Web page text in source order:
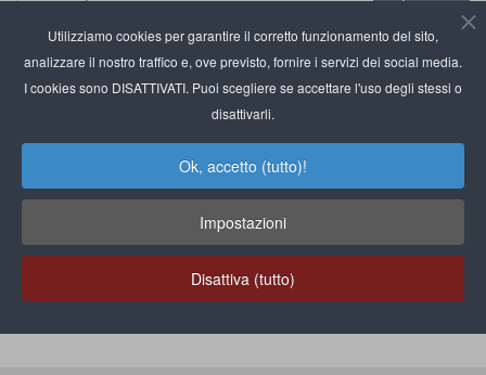
Utilizziamo cookies per garantire il corretto funzionamento del sito,
analizzare il nostro traffico e, ove previsto, fornire i servizi dei social media.
I cookies sono DISATTIVATI. Puoi scegliere se accettare l'uso degli stessi o
disattivarli.
Ok, accetto (tutto)!
Impostazioni
Disattiva (tutto)
Cerca per:
Qualsiasi parola